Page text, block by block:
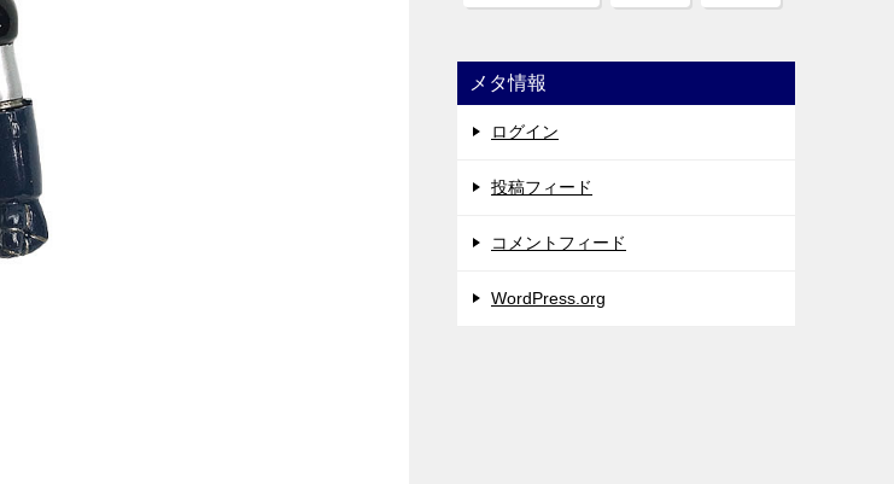
メタ情報
ログイン
投稿フィード
コメントフィード
WordPress.org